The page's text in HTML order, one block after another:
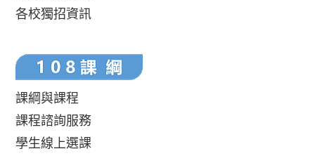
各校獨招資訊
課綱與課程
課程諮詢服務
學生線上選課